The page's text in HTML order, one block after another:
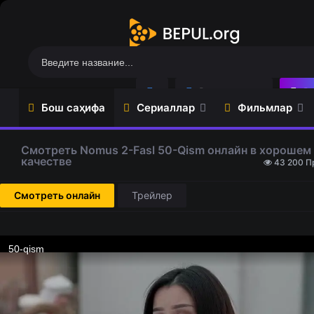
Регистрация
Бош саҳифа Сериаллар
(Ўзбек
тилида)
Ўзбек
сериаллари
сериаллари
Фильмлар
фильмлари
ТАРЖИМА
ФИЛМЛАР
Ужас
Мультфильмлар Топ 100 Закладки
Смотреть Nomus 2-Fasl 50-Qism онлайн в хорошем
качестве
43 200
Смотреть онлайн Трейлер